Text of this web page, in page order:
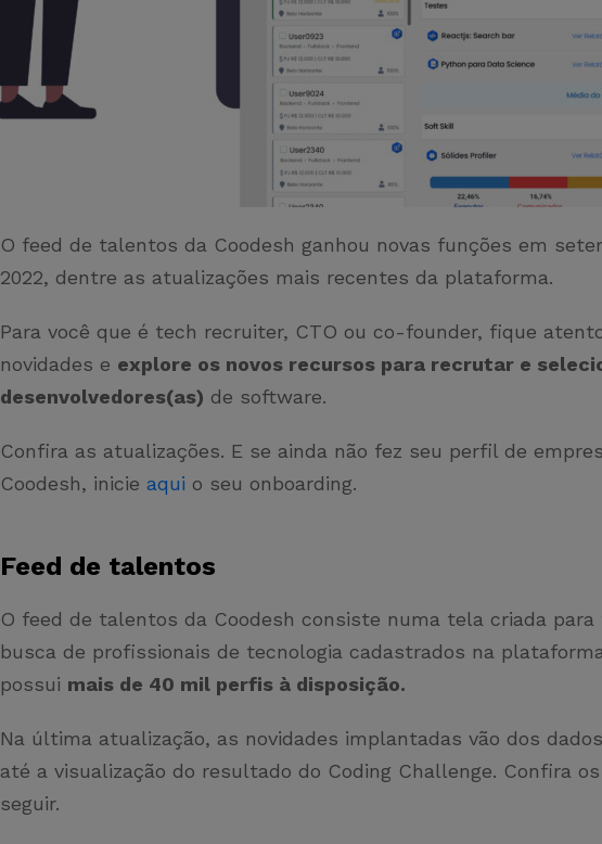
O feed de talentos da Coodesh ganhou novas funções em
2022, dentre as atualizações mais recentes da plataforma.
Para você que é tech recruiter, CTO ou co-founder, fique
novidades e explore os novos recursos para recrutar e
desenvolvedores(as) de software.
Confira as atualizações. E se ainda não fez seu perfil de
Coodesh, inicie aqui o seu onboarding.
Feed de talentos
O feed de talentos da Coodesh consiste numa tela criada
busca de profissionais de tecnologia cadastrados na
possui mais de 40 mil perfis à disposição.
Na última atualização, as novidades implantadas vão dos
até a visualização do resultado do Coding Challenge. Confira
seguir.